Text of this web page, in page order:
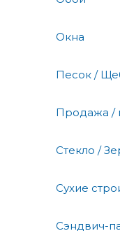
Окна
Песок /
Продажа /
Стекло /
Сухие
Сэндвич-